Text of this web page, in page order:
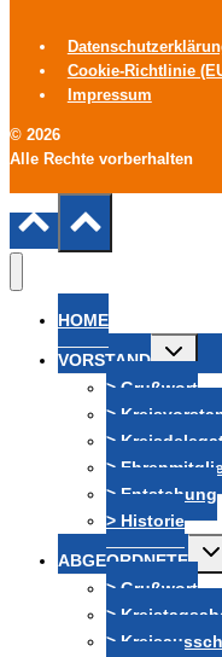
Cookie-Richtlinie
Impressum
© 2026
Alle Rechte vorberhalten
HOME
VORSTAND
> Grußwort
>
>
>
> Entstehung
> Historie
ABGEORDNETE
> Grußwort
>
>